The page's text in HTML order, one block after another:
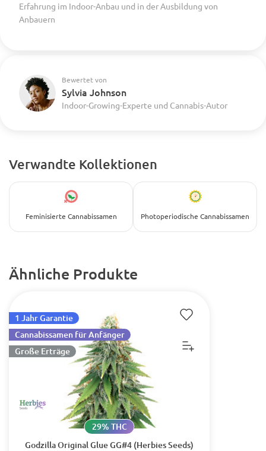
Erfahrung im Indoor-Anbau und in der Ausbildung von
Anbauern
Bewertet von
Sylvia Johnson
Indoor-Growing-Experte und Cannabis-Autor
Verwandte Kollektionen
Feminisierte Cannabissamen Photoperiodische Cannabissamen
Ähnliche Produkte
Godzilla Original Glue GG#4 (Herbies Seeds)
29% THC
1 Jahr Garantie
Cannabissamen für Anfänger
Große Erträge